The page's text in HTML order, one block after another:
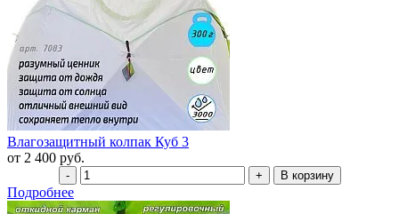
Влагозащитный колпак Куб 3
от 2 400 руб.
Подробнее